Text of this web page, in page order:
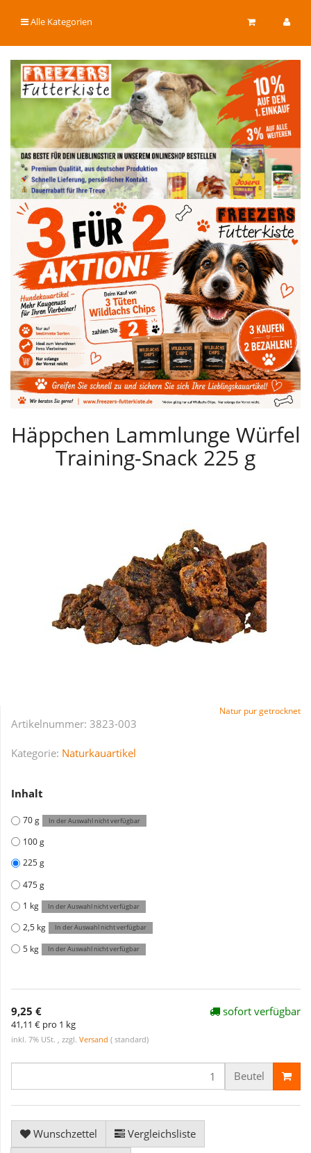
Alle Kategorien
Häppchen Lammlunge Würfel
Training-Snack 225 g
Natur pur getrocknet
Artikelnummer: 3823-003
Kategorie: Naturkauartikel
Inhalt
70 g In der Auswahl nicht verfügbar
100 g
225 g
475 g
1 kg
In der Auswahl nicht verfügbar
2,5 kg In der Auswahl nicht verfügbar
5 kg In der Auswahl nicht verfügbar
9,25 €
41,11 € pro 1 kg
inkl. 7% USt. , zzgl. Versand ( standard)
sofort verfügbar
Beutel
Wunschzettel
Vergleichsliste